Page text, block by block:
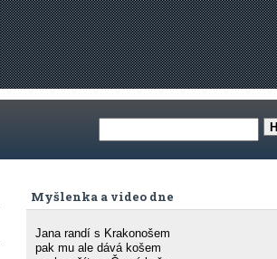
Myšlenka a video dne
Jana randí s Krakonošem
pak mu ale dává košem